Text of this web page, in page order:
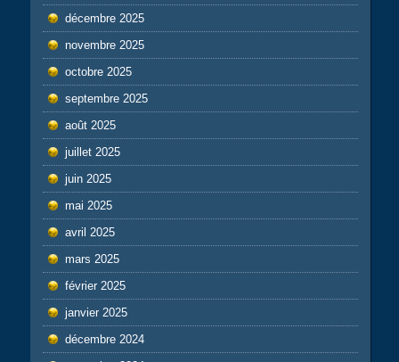
décembre 2025
novembre 2025
octobre 2025
septembre 2025
août 2025
juillet 2025
juin 2025
mai 2025
avril 2025
mars 2025
février 2025
janvier 2025
décembre 2024